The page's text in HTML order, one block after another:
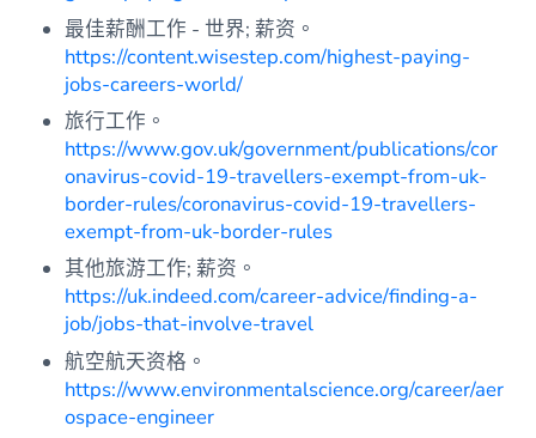
最佳薪酬工作 - 世界; 薪资。
https://content.wisestep.com/highest-paying-
jobs-careers-world/
旅行工作。
https://www.gov.uk/government/publications/cor
onavirus-covid-19-travellers-exempt-from-uk-
border-rules/coronavirus-covid-19-travellers-
exempt-from-uk-border-rules
其他旅游工作; 薪资。
https://uk.indeed.com/career-advice/finding-a-
job/jobs-that-involve-travel
航空航天资格。
https://www.environmentalscience.org/career/aer
ospace-engineer